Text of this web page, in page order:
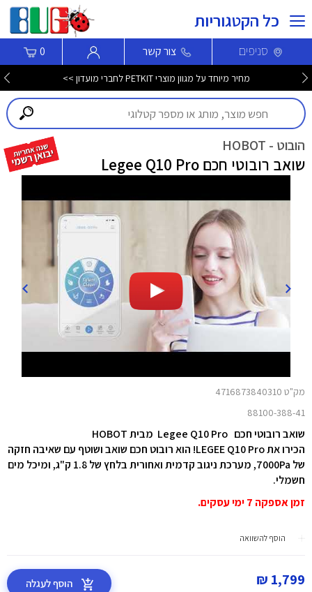
כל הקטגוריות
סניפים צור קשר 0
מחיר מיוחד על מגוון מוצרי PETKIT לחברי מועדון >>
הובוט - HOBOT
שואב רובוטי חכם Legee Q10 Pro
מק"ט 4716873840310
88100-388-41
שואב רובוטי חכם Legee Q10 Pro מבית HOBOT
הכירו את LEGEE Q10 Pro! הוא רובוט חכם שואב ושוטף עם שאיבה חזקה
של 7000Pa, מערכת ניגוב קדמית ואחורית בלחץ של 1.8 ק"ג, ומיכל מים
חשמלי.
זמן אספקה 7 ימי עסקים.
הוסף להשוואה
1,799 ₪ הוסף לעגלה